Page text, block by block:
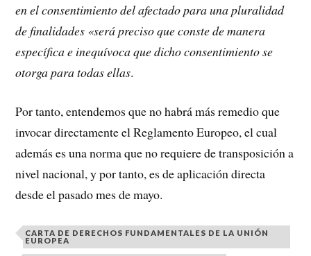
en el consentimiento del afectado para una pluralidad
de finalidades «será preciso que conste de manera
específica e inequívoca que dicho consentimiento se
otorga para todas ellas.
Por tanto, entendemos que no habrá más remedio que
invocar directamente el Reglamento Europeo, el cual
además es una norma que no requiere de transposición a
nivel nacional, y por tanto, es de aplicación directa
desde el pasado mes de mayo.
CARTA DE DERECHOS FUNDAMENTALES DE LA UNIÓN
EUROPEA